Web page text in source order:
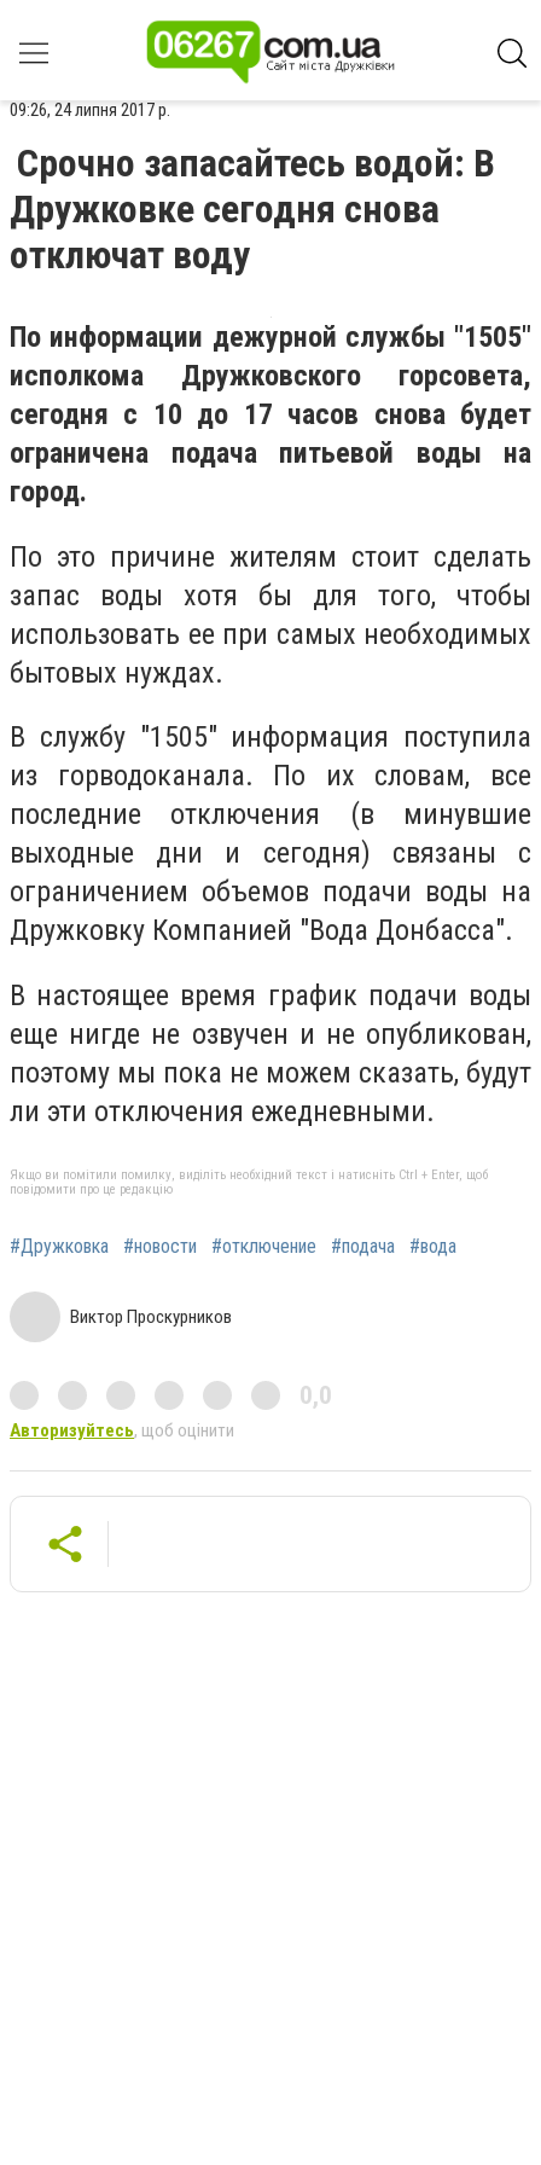
09:26, 24 липня 2017 р.
Срочно запасайтесь водой: В
Дружковке сегодня снова
отключат воду
По информации дежурной службы "1505"
исполкома Дружковского горсовета,
сегодня с 10 до 17 часов снова будет
ограничена подача питьевой воды на
город.
По это причине жителям стоит сделать
запас воды хотя бы для того, чтобы
использовать ее при самых необходимых
бытовых нуждах.
В службу "1505" информация поступила
из горводоканала. По их словам, все
последние отключения (в минувшие
выходные дни и сегодня) связаны с
ограничением объемов подачи воды на
Дружковку Компанией "Вода Донбасса".
В настоящее время график подачи воды
еще нигде не озвучен и не опубликован,
поэтому мы пока не можем сказать, будут
ли эти отключения ежедневными.
Якщо ви помітили помилку, виділіть необхідний текст і натисніть Ctrl + Enter, щоб
повідомити про це редакцію
#Дружковка #новости #отключение #подача #вода
Виктор Проскурников
0,0
Авторизуйтесь, щоб оцінити